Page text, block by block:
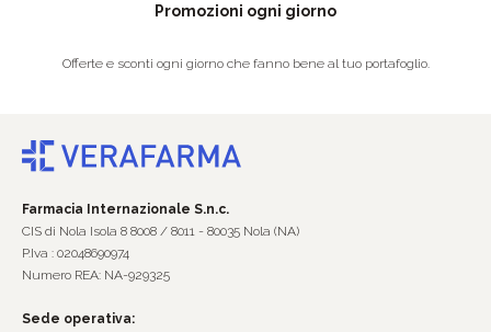
Promozioni ogni giorno
Offerte e sconti ogni giorno che fanno bene al tuo portafoglio.
Farmacia Internazionale S.n.c.
CIS di Nola Isola 8 8008 / 8011 - 80035 Nola (NA)
P.Iva : 02048690974
Numero REA: NA-929325
Sede operativa: